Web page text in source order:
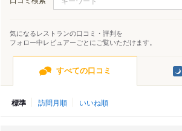
気になるレストランの口コミ・評判を
フォロー中レビュアーごとにご覧いただけます。
すべての口コミ
標準 訪問月順 いいね順